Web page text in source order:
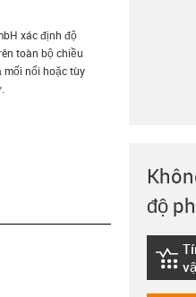
xác định độ
toàn bộ chiều
mối nối hoặc tùy
độ
igus-